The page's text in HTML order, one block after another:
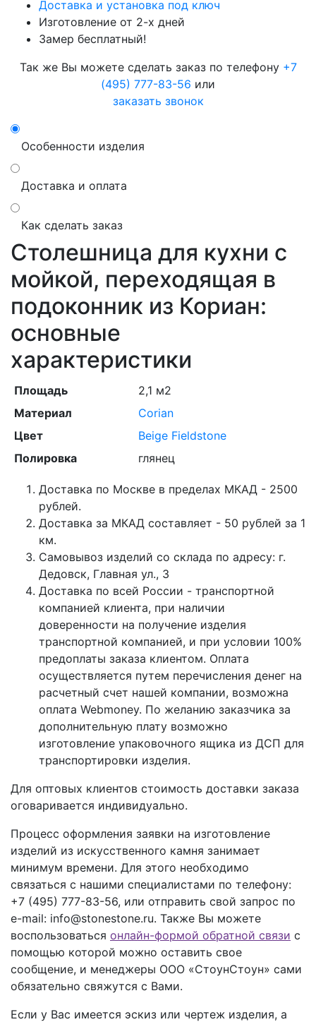
Доставка и установка под ключ
Изготовление от 2-х дней
Замер бесплатный!
Так же Вы можете сделать заказ по телефону +7
(495) 777-83-56 или
заказать звонок
Особенности изделия
Доставка и оплата
Как сделать заказ
Столешница для кухни с
мойкой, переходящая в
подоконник из Кориан:
основные
характеристики
Площадь
2,1 м2
Материал
Corian
Цвет
Beige Fieldstone
Полировка
глянец
Доставка по Москве в пределах МКАД - 2500
рублей.
Доставка за МКАД составляет - 50 рублей за 1
км.
Самовывоз изделий со склада по адресу: г.
Дедовск, Главная ул., 3
Доставка по всей России - транспортной
компанией клиента, при наличии
доверенности на получение изделия
транспортной компанией, и при условии 100%
предоплаты заказа клиентом. Оплата
осуществляется путем перечисления денег на
расчетный счет нашей компании, возможна
оплата Webmoney. По желанию заказчика за
дополнительную плату возможно
изготовление упаковочного ящика из ДСП для
транспортировки изделия.
Для оптовых клиентов стоимость доставки заказа
оговаривается индивидуально.
Процесс оформления заявки на изготовление
изделий из искусственного камня занимает
минимум времени. Для этого необходимо
связаться с нашими специалистами по телефону:
+7 (495) 777-83-56, или отправить свой запрос по
e-mail: info@stonestone.ru. Также Вы можете
воспользоваться онлайн-формой обратной связи с
помощью которой можно оставить свое
сообщение, и менеджеры ООО «СтоунСтоун» сами
обязательно свяжутся с Вами.
Если у Вас имеется эскиз или чертеж изделия, а